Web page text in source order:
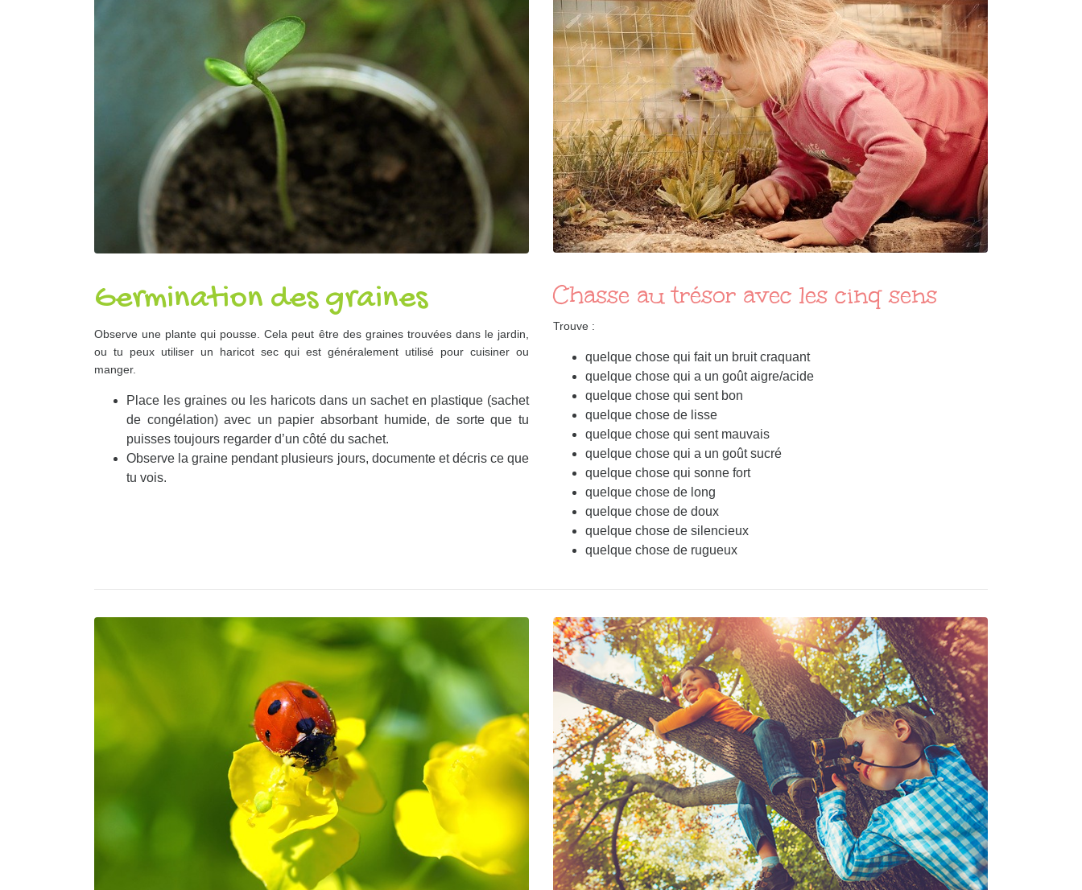
Germination des graines
Observe une plante qui pousse. Cela peut être des graines trouvées dans le jardin,
ou tu peux utiliser un haricot sec qui est généralement utilisé pour cuisiner ou
manger.
Place les graines ou les haricots dans un sachet en plastique (sachet
de congélation) avec un papier absorbant humide, de sorte que tu
puisses toujours regarder d’un côté du sachet.
Observe la graine pendant plusieurs jours, documente et décris ce que
tu vois.
Chasse au trésor avec les cinq sens
Trouve :
quelque chose qui fait un bruit craquant
quelque chose qui a un goût aigre/acide
quelque chose qui sent bon
quelque chose de lisse
quelque chose qui sent mauvais
quelque chose qui a un goût sucré
quelque chose qui sonne fort
quelque chose de long
quelque chose de doux
quelque chose de silencieux
quelque chose de rugueux